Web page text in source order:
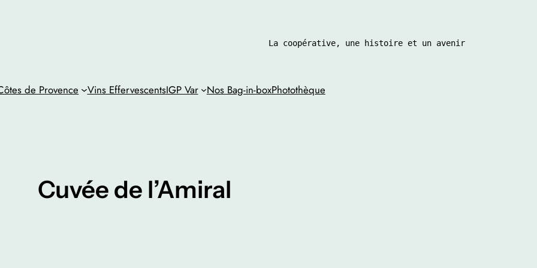
La coopérative, une histoire et un avenir
de Provence Vins EffervescentsIGP Var Nos Bag-in-boxPhotothèque
Cuvée de l’Amiral